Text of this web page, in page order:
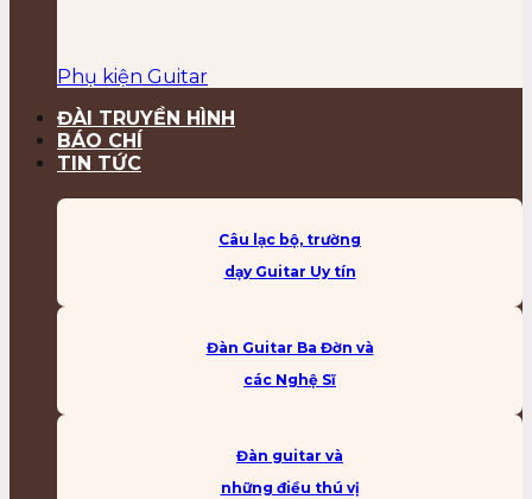
Phụ kiện Guitar
ĐÀI TRUYỀN HÌNH
BÁO CHÍ
TIN TỨC
Câu lạc bộ, trường
dạy Guitar Uy tín
Đàn Guitar Ba Đờn và
các Nghệ Sĩ
Đàn guitar và
những điều thú vị